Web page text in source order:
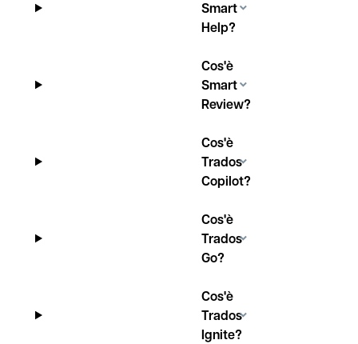
Smart
Help?
Cos'è
Smart
Review?
Cos'è
Trados
Copilot?
Cos'è
Trados
Go?
Cos'è
Trados
Ignite?